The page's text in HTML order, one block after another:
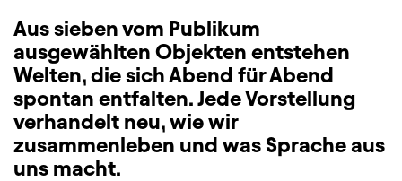
Aus sieben vom Publikum
ausgewählten Objekten entstehen
Welten, die sich Abend für Abend
spontan entfalten. Jede Vorstellung
verhandelt neu, wie wir
zusammenleben und was Sprache aus
uns macht.